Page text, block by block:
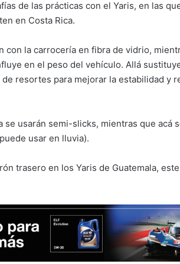
de las prácticas con el Yaris, en las
en Costa Rica.
con la carrocería en fibra de vidrio,
en el peso del vehículo. Allá
resortes para mejorar la estabilidad y
se usarán semi-slicks, mientras que acá
usar en lluvia).
trasero en los Yaris de Guatemala,